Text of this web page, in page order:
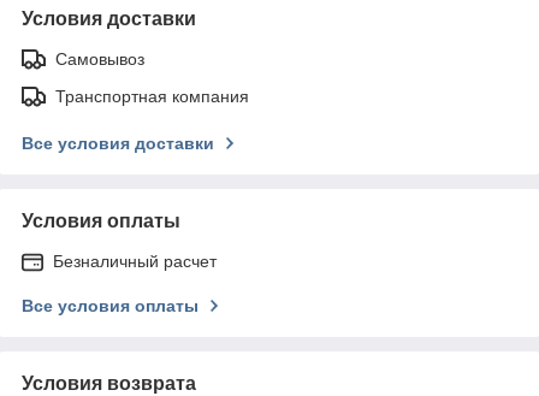
Условия доставки
Самовывоз
Транспортная компания
Все условия доставки
Условия оплаты
Безналичный расчет
Все условия оплаты
Условия возврата